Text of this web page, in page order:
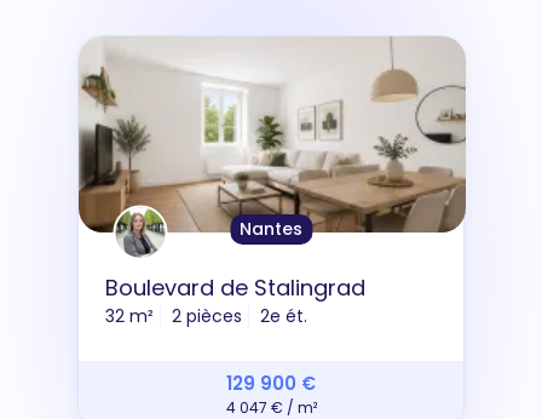
Nantes
Boulevard de Stalingrad
32 m² 2 pièces 2e ét.
129 900 €
4 047 € / m²